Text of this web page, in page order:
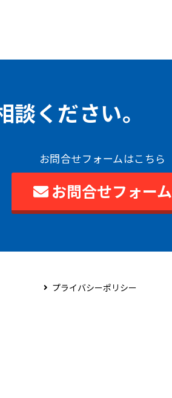
ください。
お問合せフォームはこちら
お問合せフォーム
プライバシーポリシー